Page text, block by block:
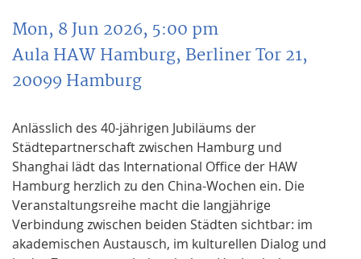
Mon, 8 Jun 2026, 5:00 pm
Aula HAW Hamburg, Berliner Tor 21,
20099 Hamburg
Anlässlich des 40-jährigen Jubiläums der
Städtepartnerschaft zwischen Hamburg und
Shanghai lädt das International Office der HAW
Hamburg herzlich zu den China-Wochen ein. Die
Veranstaltungsreihe macht die langjährige
Verbindung zwischen beiden Städten sichtbar: im
akademischen Austausch, im kulturellen Dialog und